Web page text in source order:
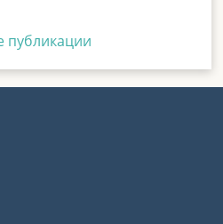
публикации